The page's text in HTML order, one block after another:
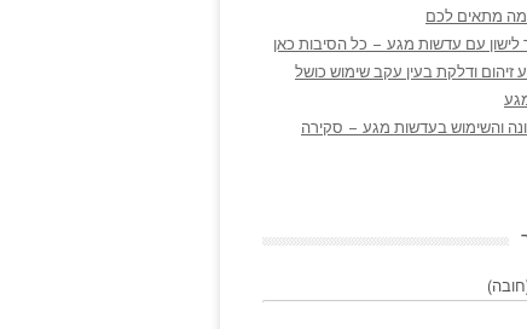
מה מתאים לכם
עם עדשות מגע – כל הסיבות כאן
זיהום ודלקת בעין עקב שימוש כושל
והשימוש בעדשות מגע – סקירה